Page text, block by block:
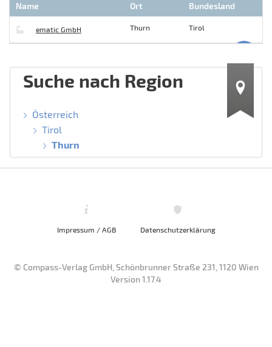
Name Ort Bundesland
ematic GmbH Thurn Tirol
Suche nach Region
Österreich
Tirol
Thurn
Impressum / AGB Datenschutzerklärung
© Compass-Verlag GmbH, Schönbrunner Straße 231, 1120 Wien
Version 1.17.4